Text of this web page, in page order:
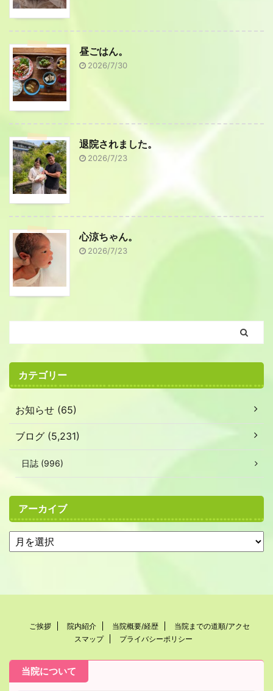
昼ごはん。
2026/7/30
退院されました。
2026/7/23
心涼ちゃん。
2026/7/23
カテゴリー
お知らせ (65)
ブログ (5,231)
日誌 (996)
アーカイブ
ご挨拶 院内紹介 当院概要/経歴
当院までの道順/アクセ
スマップ
プライバシーポリシー
当院について